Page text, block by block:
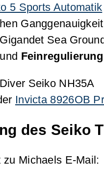
5 Sports Automatik
Sea
und Feinregulierung
Invicta 8926OB
des Seiko
Michaels E-Mail: